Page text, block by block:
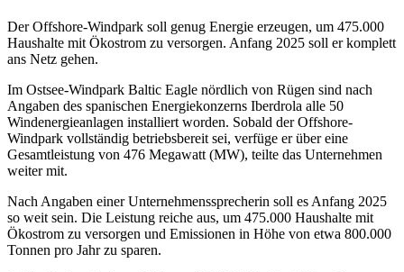
Der Offshore-Windpark soll genug Energie erzeugen, um 475.000
Haushalte mit Ökostrom zu versorgen. Anfang 2025 soll er komplett
ans Netz gehen.
Im Ostsee-Windpark Baltic Eagle nördlich von Rügen sind nach
Angaben des spanischen Energiekonzerns Iberdrola alle 50
Windenergieanlagen installiert worden. Sobald der Offshore-
Windpark vollständig betriebsbereit sei, verfüge er über eine
Gesamtleistung von 476 Megawatt (MW), teilte das Unternehmen
weiter mit.
Nach Angaben einer Unternehmenssprecherin soll es Anfang 2025
so weit sein. Die Leistung reiche aus, um 475.000 Haushalte mit
Ökostrom zu versorgen und Emissionen in Höhe von etwa 800.000
Tonnen pro Jahr zu sparen.